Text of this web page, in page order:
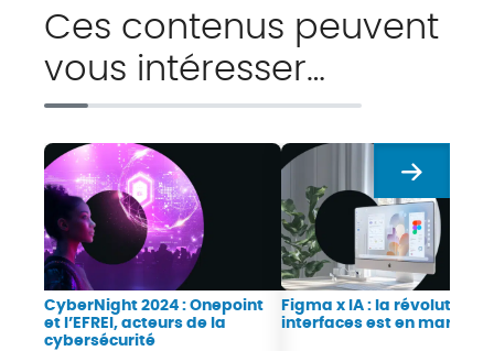
Ces contenus peuvent
vous intéresser…
CyberNight 2024 : Onepoint
et l’EFREI, acteurs de la
cybersécurité
Figma x IA : la révolution
interfaces est en marche
Suivant